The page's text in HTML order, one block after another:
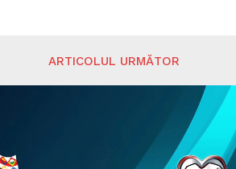
ARTICOLUL URMĂTOR